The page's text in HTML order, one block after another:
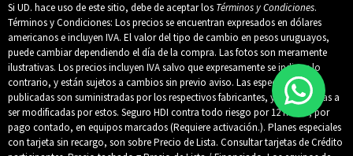
Si UD. hace uso de este sitio, debe de aceptar los Términos y Condiciones.
Términos y Condiciones: Los precios se encuentran expresados en dólares
americanos e incluyen IVA. El valor del tipo de cambio en pesos uruguayos,
puede cambiar dependiendo el día de la compra. Las fotos son meramente
ilustrativas. Los precios incluyen IVA salvo que expresamente se indique lo
contrario, y están sujetos a cambios sin previo aviso. Las especificaciones
publicadas son suministradas por los respectivos fabricantes, y están sujetas a
ser modificadas por estos. Seguro HDI contra todo riesgo por 12 meses, por
pago contado, en equipos marcados (Requiere activación.). Planes especiales
con tarjeta sin recargo, son sobre Precio de Lista. Consultar tarjetas de Crédito